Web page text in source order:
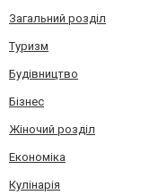
Загальний розділ
Туризм
Будівництво
Бізнес
Жіночий розділ
Економіка
Кулінарія